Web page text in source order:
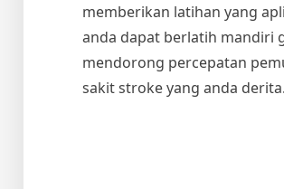
memberikan latihan yang
anda dapat berlatih mandiri
mendorong percepatan
sakit stroke yang anda derita.